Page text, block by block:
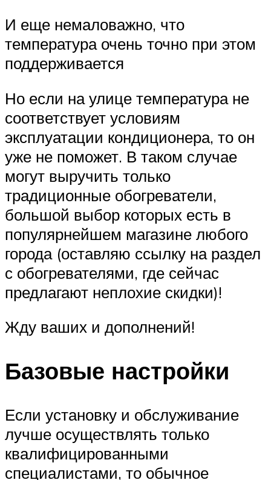
И еще немаловажно, что
температура очень точно при этом
поддерживается
Но если на улице температура не
соответствует условиям
эксплуатации кондиционера, то он
уже не поможет. В таком случае
могут выручить только
традиционные обогреватели,
большой выбор которых есть в
популярнейшем магазине любого
города (оставляю ссылку на раздел
с обогревателями, где сейчас
предлагают неплохие скидки)!
Жду ваших и дополнений!
Базовые настройки
Если установку и обслуживание
лучше осуществлять только
квалифицированными
специалистами, то обычное